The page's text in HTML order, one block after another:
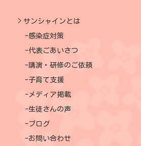
サンシャインとは
感染症対策
代表ごあいさつ
講演・研修のご依頼
子育て支援
メディア掲載
生徒さんの声
ブログ
お問い合わせ